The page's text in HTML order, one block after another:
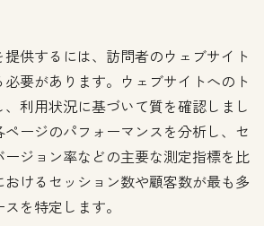
供するには、訪問者のウェブサイト
要があります。ウェブサイトへのト
利用状況に基づいて質を確認しまし
ページのパフォーマンスを分析し、セ
ージョン率などの主要な測定指標を比
けるセッション数や顧客数が最も多
を特定します。